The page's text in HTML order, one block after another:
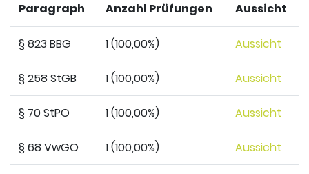
Paragraph Anzahl Prüfungen Aussicht
§ 823 BBG 1 (100,00%) Aussicht
§ 258 StGB 1 (100,00%) Aussicht
§ 70 StPO 1 (100,00%) Aussicht
§ 68 VwGO 1 (100,00%) Aussicht